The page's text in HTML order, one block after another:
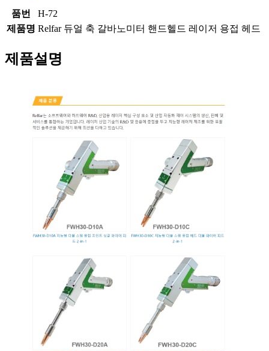
품번
H-72
제품명 Relfar 듀얼 축 갈바노미터 핸드헬드 레이저 용접 헤드
제품설명